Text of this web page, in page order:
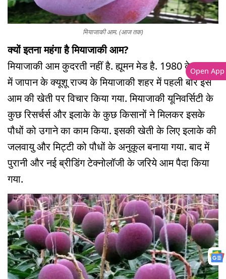
मियाजाकी आम. (आज तक)
क्यों इतना महंगा है मियाजाकी आम?
मियाजाकी आम कुदरती नहीं है. ह्यूमन मेड है. 1980 के दशक
में जापान के क्यूशू राज्य के मियाजाकी शहर में पहली बार इस
आम की खेती पर विचार किया गया. मियाजाकी यूनिवर्सिटी के
कुछ रिसर्चर्स और इलाके के कुछ किसानों ने मिलकर इसके
पौधों को उगाने का काम किया. इसकी खेती के लिए इलाके की
जलवायु और मिट्टी को पौधों के अनुकूल बनाया गया. बाद में
पुरानी और नई ब्रीडिंग टेक्नोलॉजी के जरिये आम पैदा किया
गया.
Open App